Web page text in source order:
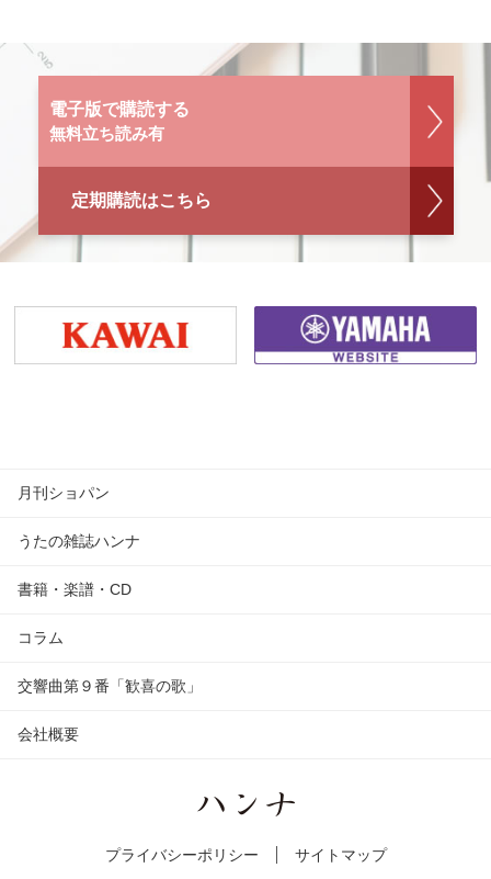
電子版で購読する
無料立ち読み有
定期購読はこちら
月刊ショパン
うたの雑誌ハンナ
書籍・楽譜・CD
コラム
交響曲第９番「歓喜の歌」
会社概要
プライバシーポリシー サイトマップ